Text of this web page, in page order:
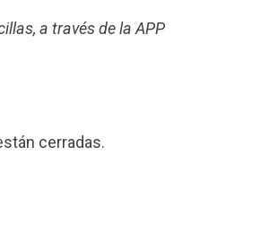
a través de la APP
cerradas.